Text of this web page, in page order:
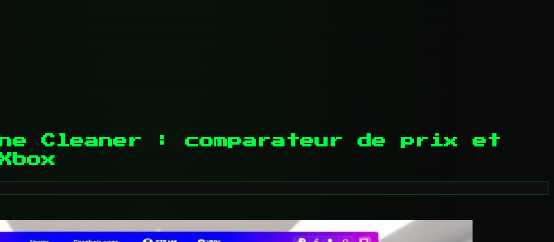
Cleaner : comparateur de prix et